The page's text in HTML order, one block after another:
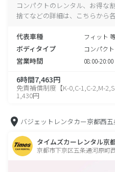
コンパクトのレンタル、お得な
捨てなどの詳細は、こちらから
代表車種 フィット
ボディタイプ コンパクト
営業時間 08:00-20:00
6時間7,463円
免責補償制度【K-0,C-1,C-2,M-2,S-
1,430円
バジェットレンタカー京都西五
タイムズカーレンタル京
京都市下京区五条通河原町